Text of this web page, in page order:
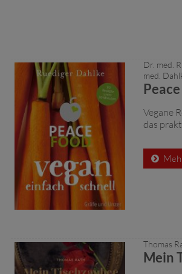
Dr. med.
med.
Vegane
das
Thomas
Mein